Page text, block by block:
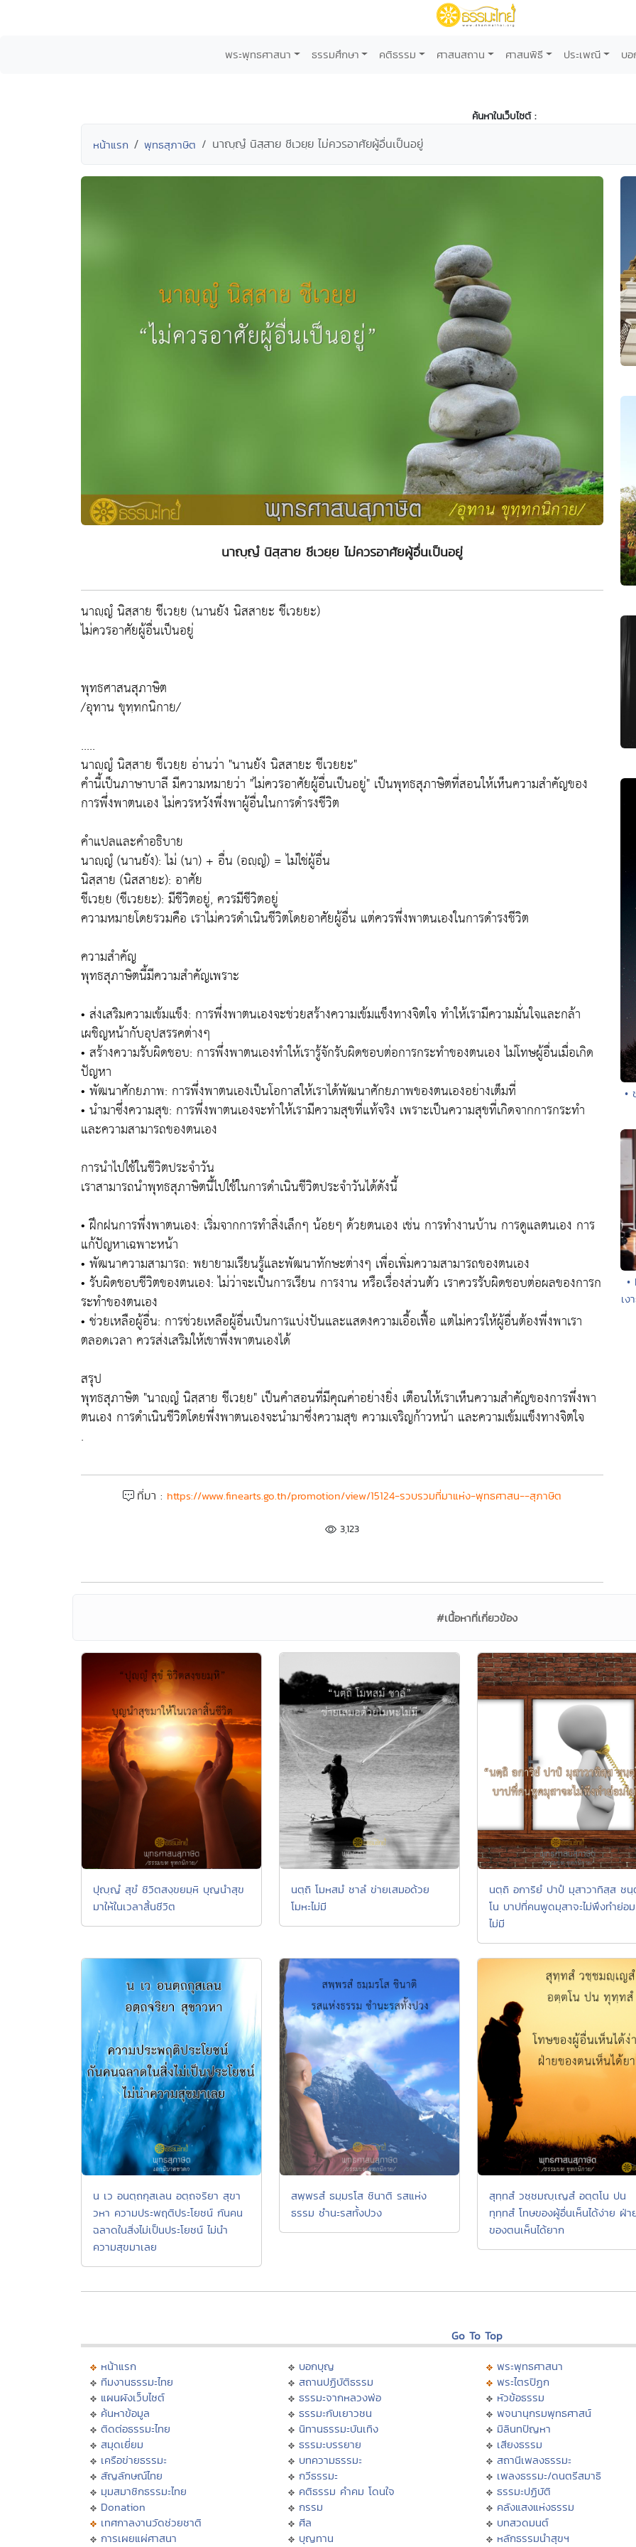
พระพุทธศาสนา ธรรมศึกษา คติธรรม ศาสนสถาน ศาสนพิธี ประเพณี บ
ค้นหาในเว็บไซต์ :
หน้าแรก พุทธสุภาษิต นาญฺญํ นิสฺสาย ชีเวยฺย ไม่ควรอาศัยผู้อื่นเป็นอยู่
นาญฺญํ นิสฺสาย ชีเวยฺย ไม่ควรอาศัยผู้อื่นเป็นอยู่
นาญฺญํ นิสฺสาย ชีเวยฺย (นานยัง นิสสายะ ชีเวยยะ)
ไม่ควรอาศัยผู้อื่นเป็นอยู่
พุทธศาสนสุภาษิต
/อุทาน ขุทฺทกนิกาย/
.....
นาญฺญํ นิสฺสาย ชีเวยฺย อ่านว่า "นานยัง นิสสายะ ชีเวยยะ"
คำนี้เป็นภาษาบาลี มีความหมายว่า "ไม่ควรอาศัยผู้อื่นเป็นอยู่" เป็นพุทธสุภาษิตที่สอนให้เห็นความสำคัญของ
การพึ่งพาตนเอง ไม่ควรหวังพึ่งพาผู้อื่นในการดำรงชีวิต
คำแปลและคำอธิบาย
นาญฺญํ (นานยัง): ไม่ (นา) + อื่น (อญฺญํ) = ไม่ใช่ผู้อื่น
นิสฺสาย (นิสสายะ): อาศัย
ชีเวยฺย (ชีเวยยะ): มีชีวิตอยู่, ควรมีชีวิตอยู่
ความหมายโดยรวมคือ เราไม่ควรดำเนินชีวิตโดยอาศัยผู้อื่น แต่ควรพึ่งพาตนเองในการดำรงชีวิต
ความสำคัญ
พุทธสุภาษิตนี้มีความสำคัญเพราะ
• ส่งเสริมความเข้มแข็ง: การพึ่งพาตนเองจะช่วยสร้างความเข้มแข็งทางจิตใจ ทำให้เรามีความมั่นใจและกล้า
เผชิญหน้ากับอุปสรรคต่างๆ
• สร้างความรับผิดชอบ: การพึ่งพาตนเองทำให้เรารู้จักรับผิดชอบต่อการกระทำของตนเอง ไม่โทษผู้อื่นเมื่อเกิด
ปัญหา
• พัฒนาศักยภาพ: การพึ่งพาตนเองเป็นโอกาสให้เราได้พัฒนาศักยภาพของตนเองอย่างเต็มที่
• นำมาซึ่งความสุข: การพึ่งพาตนเองจะทำให้เรามีความสุขที่แท้จริง เพราะเป็นความสุขที่เกิดจากการกระทำ
และความสามารถของตนเอง
การนำไปใช้ในชีวิตประจำวัน
เราสามารถนำพุทธสุภาษิตนี้ไปใช้ในการดำเนินชีวิตประจำวันได้ดังนี้
• ฝึกฝนการพึ่งพาตนเอง: เริ่มจากการทำสิ่งเล็กๆ น้อยๆ ด้วยตนเอง เช่น การทำงานบ้าน การดูแลตนเอง การ
แก้ปัญหาเฉพาะหน้า
• พัฒนาความสามารถ: พยายามเรียนรู้และพัฒนาทักษะต่างๆ เพื่อเพิ่มความสามารถของตนเอง
• รับผิดชอบชีวิตของตนเอง: ไม่ว่าจะเป็นการเรียน การงาน หรือเรื่องส่วนตัว เราควรรับผิดชอบต่อผลของการก
ระทำของตนเอง
• ช่วยเหลือผู้อื่น: การช่วยเหลือผู้อื่นเป็นการแบ่งปันและแสดงความเอื้อเฟื้อ แต่ไม่ควรให้ผู้อื่นต้องพึ่งพาเรา
ตลอดเวลา ควรส่งเสริมให้เขาพึ่งพาตนเองได้
สรุป
พุทธสุภาษิต "นาญฺญํ นิสฺสาย ชีเวยฺย" เป็นคำสอนที่มีคุณค่าอย่างยิ่ง เตือนให้เราเห็นความสำคัญของการพึ่งพา
ตนเอง การดำเนินชีวิตโดยพึ่งพาตนเองจะนำมาซึ่งความสุข ความเจริญก้าวหน้า และความเข้มแข็งทางจิตใจ
.
ที่มา : https://www.finearts.go.th/promotion/view/15124-รวบรวมที่มาแห่ง-พุทธศาสน--สุภาษิต
3,123
•
•
เ
#เนื้อหาที่เกี่ยวข้อง
ปุญฺญํ สุขํ ชิวิตสงฺขยมฺหิ บุญนำสุข
มาให้ในเวลาสิ้นชีวิต
นตฺถิ โมหสมํ ชาลํ ข่ายเสมอด้วย
โมหะไม่มี
นตฺถิ อการิยํ ปาปํ มุสาวาทิสฺส ช
โน บาปที่คนพูดมุสาจะไม่พึงทำย่อม
ไม่มี
น เว อนตฺถกุสเลน อตฺถจริยา สุขา
วหา ความประพฤติประโยชน์ กันคน
ฉลาดในสิ่งไม่เป็นประโยชน์ ไม่นำ
ความสุขมาเลย
สพฺพรสํ ธมฺมรโส ชินาติ รสแห่ง
ธรรม ชำนะรสทั้งปวง
สุทฺทสํ วชฺชมญฺเญสํ อตฺตโน ปน
ทุทฺทสํ โทษของผู้อื่นเห็นได้ง่าย ฝ่า
ของตนเห็นได้ยาก
Go To Top
หน้าแรก
ทีมงานธรรมะไทย
แผนผังเว็บไซต์
ค้นหาข้อมูล
ติดต่อธรรมะไทย
สมุดเยี่ยม
เครือข่ายธรรมะ
สัญลักษณ์ไทย
มุมสมาชิกธรรมะไทย
Donation
เทศกาลงานวัดช่วยชาติ
การเผยแผ่ศาสนา
บอกบุญ
สถานปฏิบัติธรรม
ธรรมะจากหลวงพ่อ
ธรรมะกับเยาวชน
นิทานธรรมะบันเทิง
ธรรมะบรรยาย
บทความธรรมะ
กวีธรรมะ
คติธรรม คำคม โดนใจ
กรรม
ศีล
บุญทาน
พระพุทธศาสนา
พระไตรปิฏก
หัวข้อธรรม
พจนานุกรมพุทธศาสน์
มิลินทปัญหา
เสียงธรรม
สถานีเพลงธรรมะ
เพลงธรรมะ/ดนตรีสมาธิ
ธรรมะปฏิบัติ
คลังแสงแห่งธรรม
บทสวดมนต์
หลักธรรมนำสุขฯ